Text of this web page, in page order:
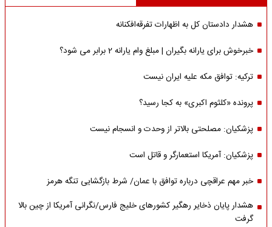
هشدار دادستان کل به اظهارات تفرقه‌افکنانه
خبرخوش برای یارانه بگیران | مبلغ وام یارانه 2 برابر می شود؟
ترکیه: توافق مکه علیه ایران نیست
پرونده «کلثوم اکبری» به کجا رسید؟
پزشکیان: مصلحتی بالاتر از وحدت و انسجام نیست
پزشکیان: آمریکا استعمارگر و قاتل است
خبر مهم عراقچی درباره توافق با عمان/ شرط بازگشایی تنگه هرمز
هشدار پایان ذخایر رهگیر کشورهای خلیج فارس/نگرانی آمریکا از چین بالا
گرفت